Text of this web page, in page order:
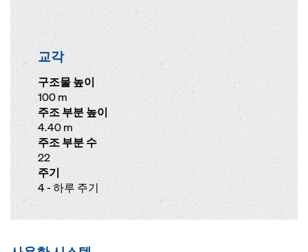
교각
구조물 높이
100 m
주조 부분 높이
4.40 m
주조 부분 수
22
주기
4 - 하루 주기